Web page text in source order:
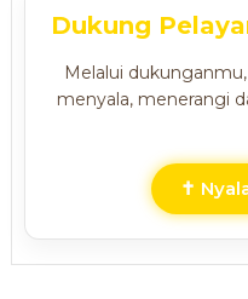
Dukung
Melalui
menyala, menerangi
✝